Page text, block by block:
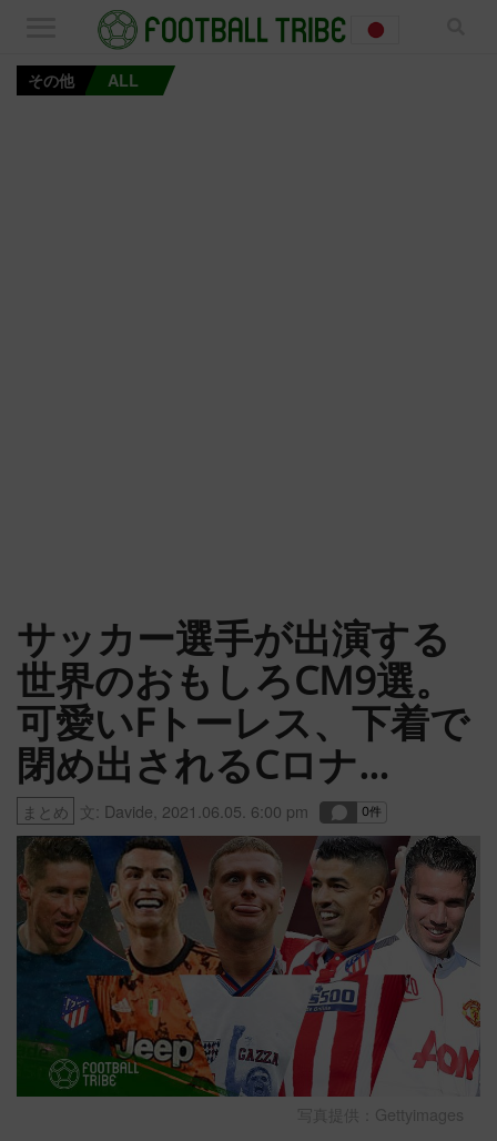
その他 ALL
サッカー選手が出演する
世界のおもしろCM9選。
可愛いFトーレス、下着で
閉め出されるCロナ…
まとめ 文: Davide 2021.06.05. 6:00 pm
写真提供：Gettyimages